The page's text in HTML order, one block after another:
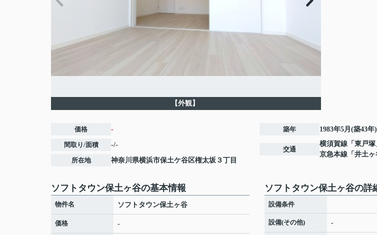
【外観】
価格 -
間取り/面積 -/-
所在地 神奈川県横浜市保土ケ谷区権太坂 ３丁目
築年 1983年5月(築43年)
交通
横須賀線 「 東戸塚
京急本線 「 井土ヶ
ソフトタウン保土ヶ谷の基本情報
物件名 ソフトタウン保土ヶ谷
価格 -
ソフトタウン保土ヶ谷の詳
設備条件
設備(その他) -